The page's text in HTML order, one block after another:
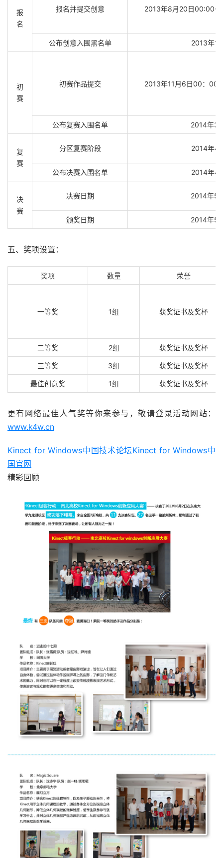
报
名
报名并提交创意 2013年8月20日00:00-
公布创意入围黑名单 2013年
初
赛
初赛作品提交 2013年11月6日00：
公布复赛入围名单 2014年3
复
赛
分区复赛阶段 2014年4
公布决赛入围名单 2014年4
决
赛
决赛日期 2014年5
颁奖日期 2014年5
五、奖项设置：
奖项 数量 荣誉
一等奖 1组 获奖证书及奖杯
二等奖 2组 获奖证书及奖杯
三等奖 3组 获奖证书及奖杯
最佳创意奖 1组 获奖证书及奖杯
更有网络最佳人气奖等你来参与，敬请登录活动网站：
www.k4w.cn
Kinect for Windows中国技术论坛Kinect for Windows中
国官网
精彩回顾